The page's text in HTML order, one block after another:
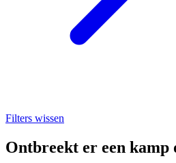
Filters wissen
Ontbreekt er een kamp